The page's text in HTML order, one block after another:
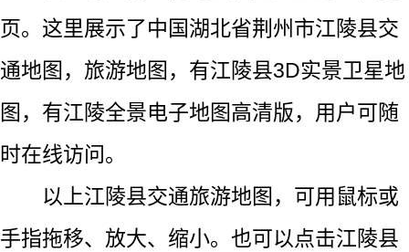
页。这里展示了中国湖北省荆州市江陵县交
通地图，旅游地图，有江陵县3D实景卫星地
图，有江陵全景电子地图高清版，用户可随
时在线访问。
以上江陵县交通旅游地图，可用鼠标或
手指拖移、放大、缩小。也可以点击江陵县